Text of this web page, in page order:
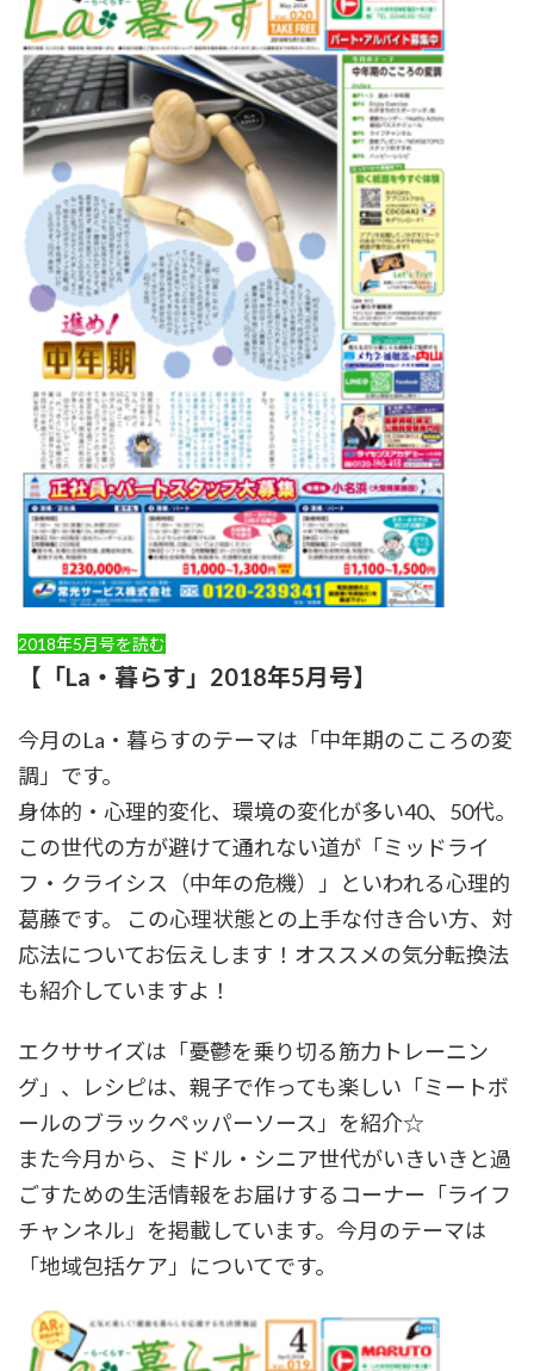
2018年5月号を読む
【「La・暮らす」2018年5月号】
今月のLa・暮らすのテーマは「中年期のこころの変
調」です。
身体的・心理的変化、環境の変化が多い40、50代。
この世代の方が避けて通れない道が「ミッドライ
フ・クライシス（中年の危機）」といわれる心理的
葛藤です。 この心理状態との上手な付き合い方、対
応法についてお伝えします！オススメの気分転換法
も紹介していますよ！
エクササイズは「憂鬱を乗り切る筋力トレーニン
グ」、レシピは、親子で作っても楽しい「ミートボ
ールのブラックペッパーソース」を紹介☆
また今月から、ミドル・シニア世代がいきいきと過
ごすための生活情報をお届けするコーナー「ライフ
チャンネル」を掲載しています。今月のテーマは
「地域包括ケア」についてです。